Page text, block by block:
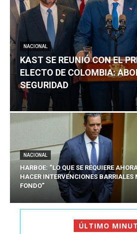
NACIONAL
KAST SE REUNIÓ CON EL
ELECTO DE COLOMBIA:
SEGURIDAD
NACIONAL
HARBOE: “LO QUE SE REQUIERE
HACER INTERVENCIONES BARRIALES
FONDO”
ÚLTIMO